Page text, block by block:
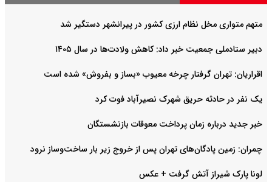
متهم متواری مخل نظام ارزی کشور در پیرانشهر دستگیر شد
دبیر ستادملی جمعیت خبر داد: کاهش ولادت‌ها در سال ۱۴۰۵
اقراریان: تهران گرفتار چرخه معیوب «بساز و بفروش» شده است
یک نفر در حادثه حریق شهرک نصیرآباد فوت کرد
خبر جدید درباره زمان پرداخت معوقات بازنشستگان
چمران: زمین پادگان‌های تهران پس از خروج زیر بار ساخت‌وساز نرود
لونا پارک شیراز آتش گرفت + عکس